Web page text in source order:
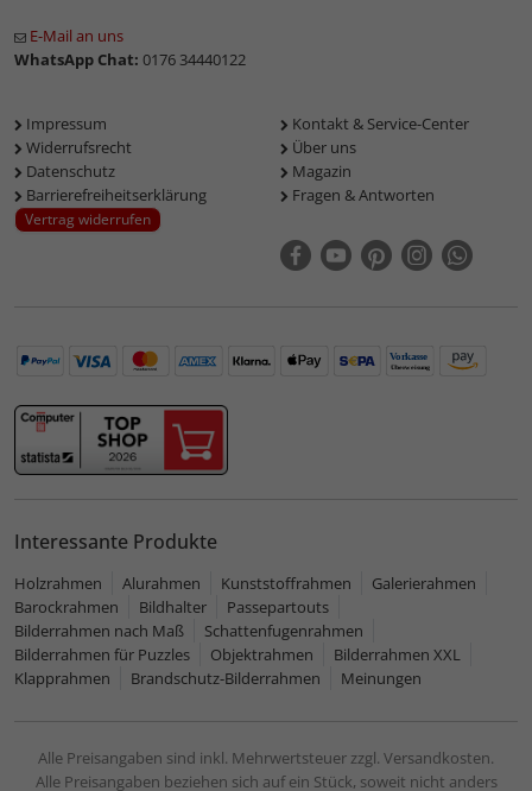
E-Mail an uns
WhatsApp Chat: 0176 34440122
Impressum
Widerrufsrecht
Datenschutz
Barrierefreiheitserklärung
Vertrag widerrufen
Kontakt & Service-Center
Über uns
Magazin
Fragen & Antworten
Interessante Produkte
Holzrahmen Alurahmen Kunststoffrahmen
Galerierahmen
Barockrahmen
Bildhalter
Passepartouts
Bilderrahmen nach Maß
Schattenfugenrahmen
Bilderrahmen für Puzzles
Objektrahmen
Bilderrahmen XXL
Klapprahmen
Brandschutz-Bilderrahmen Meinungen
Alle Preisangaben sind inkl. Mehrwertsteuer zzgl. Versandkosten.
Alle Preisangaben beziehen sich auf ein Stück, soweit nicht anders